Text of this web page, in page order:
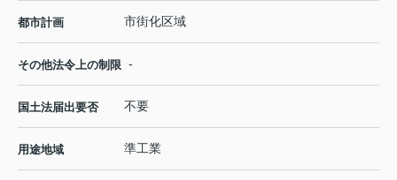
都市計画 市街化区域
その他法令上の制限 -
国土法届出要否 不要
用途地域 準工業